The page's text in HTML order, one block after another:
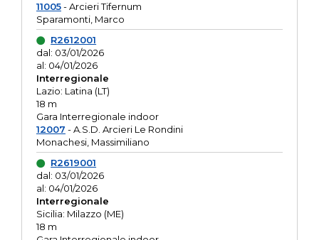
11005- Arcieri Tifernum
Sparamonti, Marco
R2612001
dal: 03/01/2026
al: 04/01/2026
Interregionale
Lazio: Latina (LT)
18 m
Gara Interregionale indoor
12007 - A.S.D. Arcieri Le Rondini
Monachesi, Massimiliano
R2619001
dal: 03/01/2026
al: 04/01/2026
Interregionale
Sicilia: Milazzo (ME)
18 m